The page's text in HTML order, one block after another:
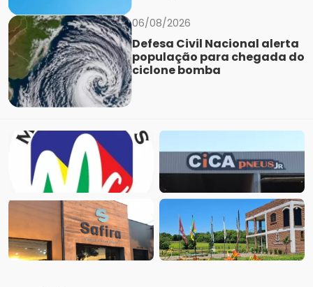
06/08/2026
Defesa Civil Nacional alerta
população para chegada do
ciclone bomba